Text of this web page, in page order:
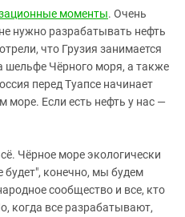
моменты. Очень
нужно разрабатывать нефть
что Грузия занимается
шельфе Чёрного моря, а также
перед Туапсе начинает
море. Если есть нефть у нас —
Чёрное море экологически
будет", конечно, мы будем
сообщество и все, кто
когда все разрабатывают,